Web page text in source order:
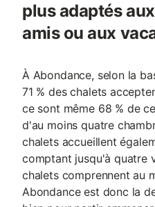
plus adaptés
amis ou aux
À Abondance, selon la
71 % des chalets
ce sont même 68 % de
d'au moins quatre
chalets accueillent
comptant jusqu'à quatre
chalets comprennent au
Abondance est donc la